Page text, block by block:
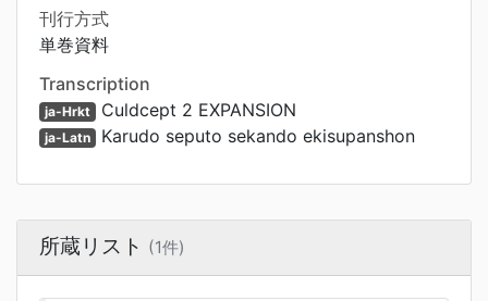
刊行方式
単巻資料
Transcription
ja-Hrkt Culdcept 2 EXPANSION
ja-Latn Karudo seputo sekando ekisupanshon
所蔵リスト (1件)